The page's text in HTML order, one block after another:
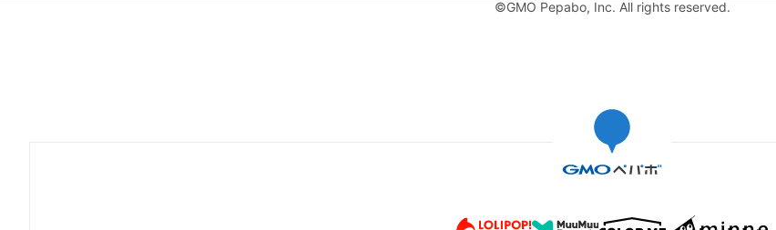
©GMO Pepabo, Inc. All rights reserved.